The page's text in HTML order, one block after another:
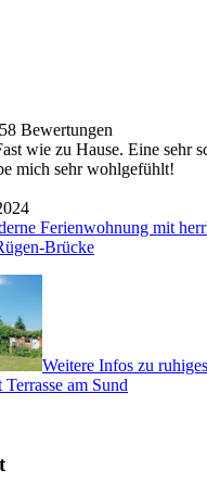
58 Bewertungen
wie zu Hause. Eine sehr
mich sehr wohlgefühlt!
Ferienwohnung mit
Brücke
Weitere Infos zu
am Sund